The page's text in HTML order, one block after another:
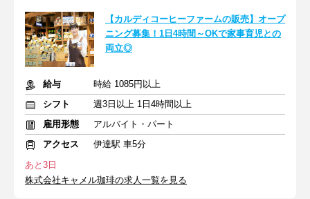
【カルディコーヒーファームの販売】オープ
ニング募集！1日4時間～OKで家事育児との
両立◎
給与
時給 1085円以上
シフト
週3日以上 1日4時間以上
雇用形態
アルバイト・パート
アクセス
伊達駅 車5分
あと3日
株式会社キャメル珈琲の求人一覧を見る